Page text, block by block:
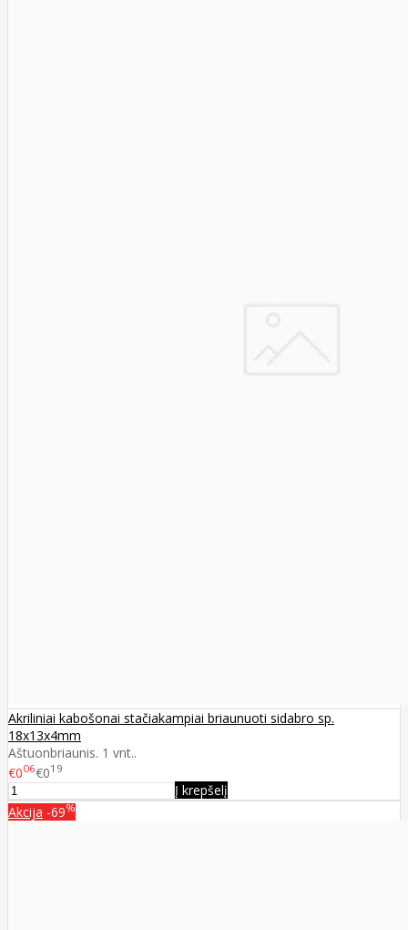
Akriliniai kabošonai stačiakampiai briaunuoti sidabro sp.
18x13x4mm
Aštuonbriaunis. 1 vnt..
€006€019
Į krepšelį
Akcija -69%